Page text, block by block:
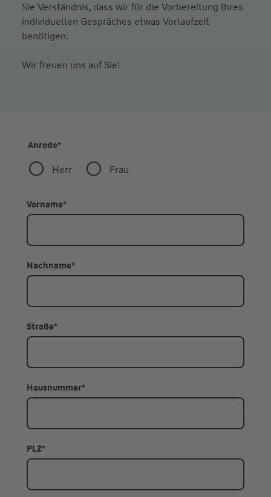
Sie Verständnis, dass wir für die Vorbereitung Ihres
individuellen Gespräches etwas Vorlaufzeit
benötigen.
Wir freuen uns auf Sie!
Anrede*
Herr Frau
Vorname*
Nachname*
Straße*
Hausnummer*
PLZ*